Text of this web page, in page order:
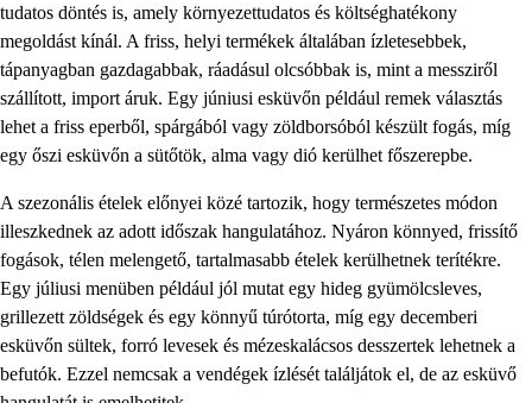
tudatos döntés is, amely környezettudatos és költséghatékony
megoldást kínál. A friss, helyi termékek általában ízletesebbek,
tápanyagban gazdagabbak, ráadásul olcsóbbak is, mint a messziről
szállított, import áruk. Egy júniusi esküvőn például remek választás
lehet a friss eperből, spárgából vagy zöldborsóból készült fogás, míg
egy őszi esküvőn a sütőtök, alma vagy dió kerülhet főszerepbe.
A szezonális ételek előnyei közé tartozik, hogy természetes módon
illeszkednek az adott időszak hangulatához. Nyáron könnyed, frissítő
fogások, télen melengető, tartalmasabb ételek kerülhetnek terítékre.
Egy júliusi menüben például jól mutat egy hideg gyümölcsleves,
grillezett zöldségek és egy könnyű túrótorta, míg egy decemberi
esküvőn sültek, forró levesek és mézeskalácsos desszertek lehetnek a
befutók. Ezzel nemcsak a vendégek ízlését találjátok el, de az esküvő